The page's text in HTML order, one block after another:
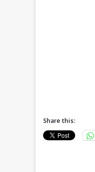
Share this: